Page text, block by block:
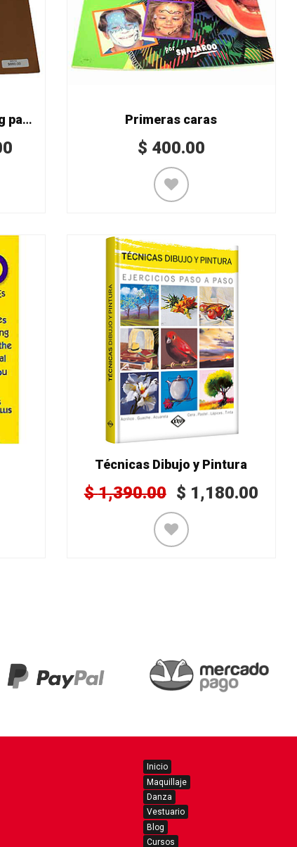
Libro mold making casting patina Primeras caras
$ 400.00
Técnicas Dibujo y Pintura
$1,390.00 $ 1,180.00
Inicio
Maquillaje
Danza
Vestuario
Blog
Cursos